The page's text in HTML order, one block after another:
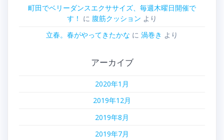
町田でベリーダンスエクササイズ、毎週木曜日開催で
す！ に 腹筋クッション より
立春。春がやってきたかな に 渦巻き より
アーカイブ
2020年1月
2019年12月
2019年8月
2019年7月